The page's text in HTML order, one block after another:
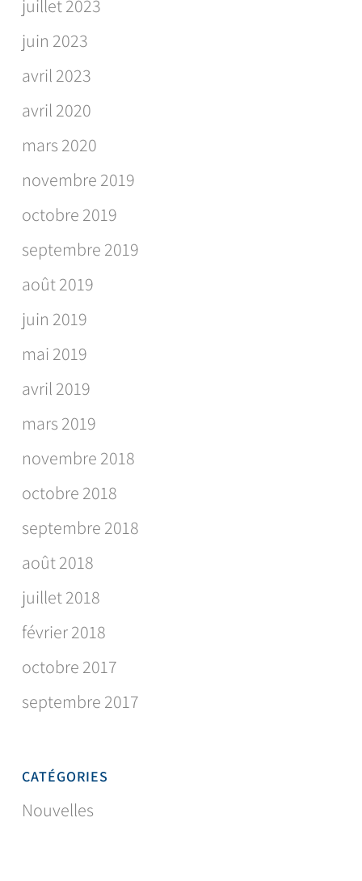
juillet 2023
juin 2023
avril 2023
avril 2020
mars 2020
novembre 2019
octobre 2019
septembre 2019
août 2019
juin 2019
mai 2019
avril 2019
mars 2019
novembre 2018
octobre 2018
septembre 2018
août 2018
juillet 2018
février 2018
octobre 2017
septembre 2017
CATÉGORIES
Nouvelles